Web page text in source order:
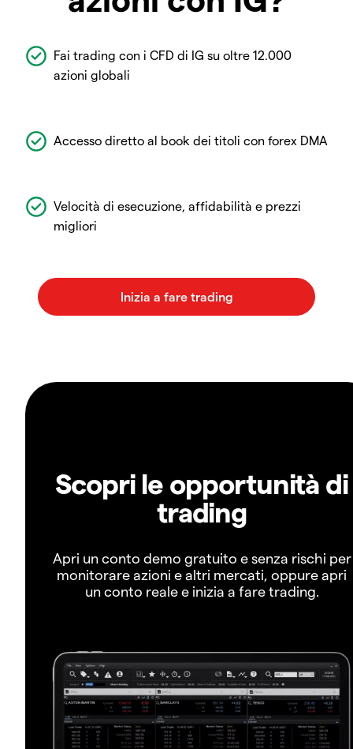
Fai trading con i CFD di IG su oltre 12.000
azioni globali
Accesso diretto al book dei titoli con forex DMA
Velocità di esecuzione, affidabilità e prezzi
migliori
Scopri le opportunità di
trading
Apri un conto demo gratuito e senza rischi per
monitorare azioni e altri mercati, oppure apri
un conto reale e inizia a fare trading.